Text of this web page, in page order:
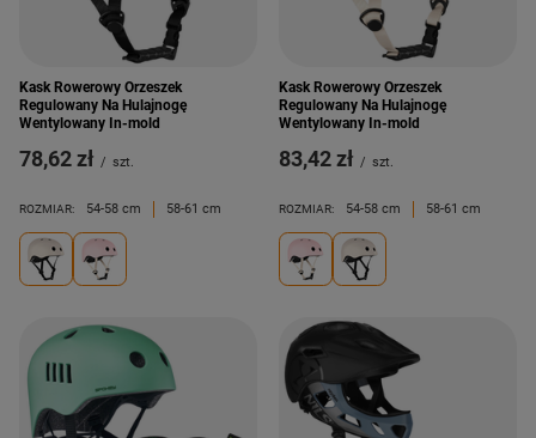
Kask Rowerowy Orzeszek
Regulowany Na Hulajnogę
Wentylowany In-mold
78,62 zł / szt.
ROZMIAR: 54-58 cm 58-61 cm
Kask Rowerowy Orzeszek
Regulowany Na Hulajnogę
Wentylowany In-mold
83,42 zł / szt.
ROZMIAR: 54-58 cm 58-61 cm